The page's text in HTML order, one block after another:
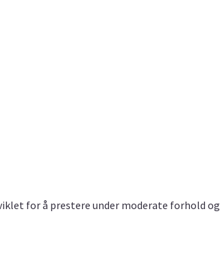
for å prestere under moderate forhold